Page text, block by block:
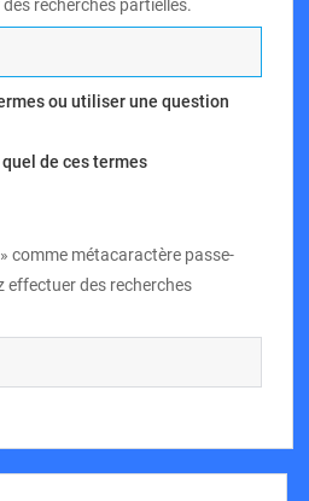
recherches partielles.
ou utiliser une question
de ces termes
comme métacaractère passe-
des recherches